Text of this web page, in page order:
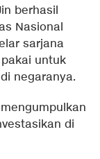
berhasil
Nasional
sarjana
untuk
negaranya.
di